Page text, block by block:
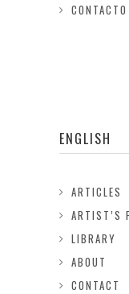
CONTACTO
ENGLISH
ARTICLES
ARTIST’S
LIBRARY
ABOUT
CONTACT